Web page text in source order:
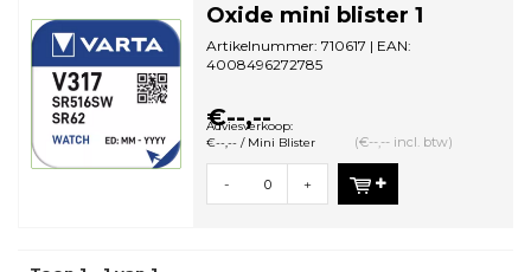
Oxide mini blister 1
Artikelnummer: 710617 | EAN:
4008496272785
€--,--
Adviesverkoop:
€--,-- / Mini Blister
(€--,-- incl. btw)
- +